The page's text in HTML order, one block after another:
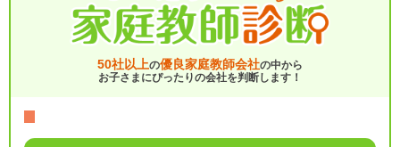
50社以上の優良家庭教師会社の中から
お子さまにぴったりの会社を判断します！